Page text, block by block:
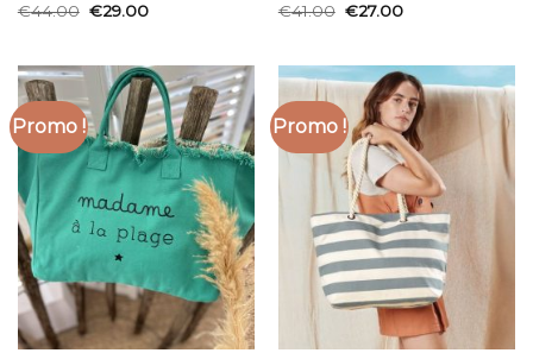
€44.00 €29.00
€41.00 €27.00
Promo ! Promo !